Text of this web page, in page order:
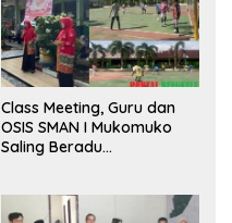
Class Meeting, Guru dan
OSIS SMAN I Mukomuko
Saling Beradu